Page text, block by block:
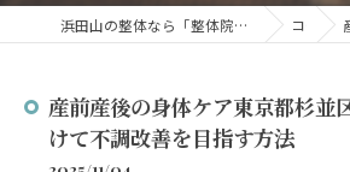
浜田山の整体なら「整体院メグシス」肩こり・腰痛・自律神経の悩みを睡眠から改善 コラム
産前産後の身体ケア東京都杉並
けて不調改善を目指す方法